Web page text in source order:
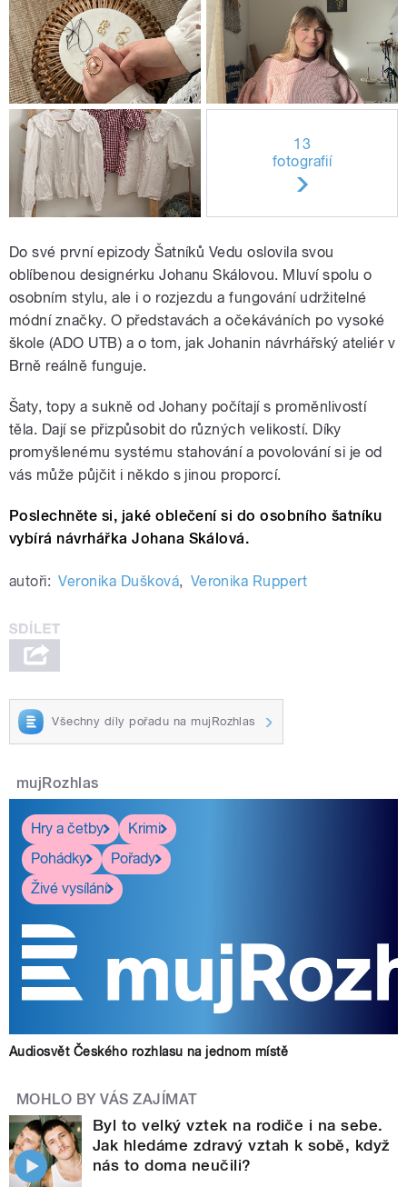
13
fotografií
Do své první epizody Šatníků Vedu oslovila svou
oblíbenou designérku Johanu Skálovou. Mluví spolu o
osobním stylu, ale i o rozjezdu a fungování udržitelné
módní značky. O představách a očekáváních po vysoké
škole (ADO UTB) a o tom, jak Johanin návrhářský ateliér v
Brně reálně funguje.
Šaty, topy a sukně od Johany počítají s proměnlivostí
těla. Dají se přizpůsobit do různých velikostí. Díky
promyšlenému systému stahování a povolování si je od
vás může půjčit i někdo s jinou proporcí.
Poslechněte si, jaké oblečení si do osobního šatníku
vybírá návrhářka Johana Skálová.
autoři: Veronika Dušková, Veronika Ruppert
Všechny díly pořadu na mujRozhlas
mujRozhlas
Hry a četby
Krimi
Pohádky
Pořady
Živé vysílání
Audiosvět Českého rozhlasu na jednom místě
MOHLO BY VÁS ZAJÍMAT
Byl to velký vztek na rodiče i na sebe.
Jak hledáme zdravý vztah k sobě, když
nás to doma neučili?